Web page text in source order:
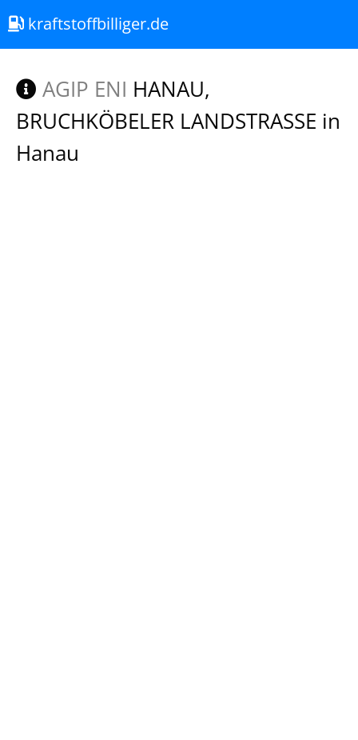
kraftstoffbilliger.de
AGIP ENI HANAU,
BRUCHKÖBELER LANDSTRASSE in
Hanau